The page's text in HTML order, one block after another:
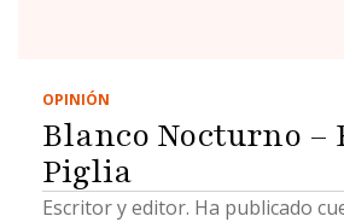
OPINIÓN
Blanco Nocturno –
Piglia
Escritor y editor. Ha publicado